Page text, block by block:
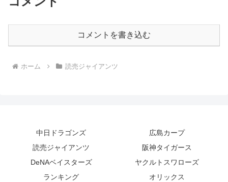
コメントを書き込む
ホーム 読売ジャイアンツ
中日ドラゴンズ
広島カープ
読売ジャイアンツ
阪神タイガース
DeNAベイスターズ
ヤクルトスワローズ
ランキング
オリックス